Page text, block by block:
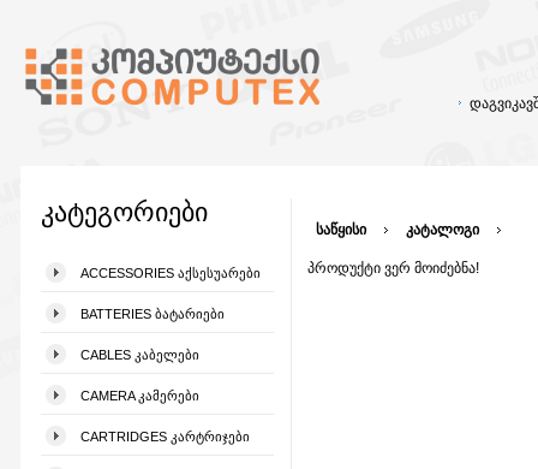
კატეგორიები
ACCESSORIES ᲐᲥᲡᲔᲡᲣᲐᲠᲔᲑᲘ
BATTERIES ᲑᲐᲢᲐᲠᲘᲔᲑᲘ
CABLES ᲙᲐᲑᲔᲚᲔᲑᲘ
CAMERA ᲙᲐᲛᲔᲠᲔᲑᲘ
CARTRIDGES ᲙᲐᲠᲢᲠᲘᲯᲔᲑᲘ
საწყისი კატალოგი
პროდუქტი ვერ მოიძებნა!